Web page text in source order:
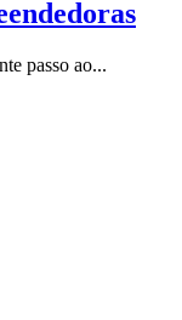
passo ao...